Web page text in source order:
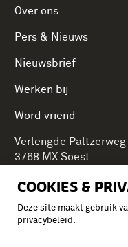
COOKIES &
Deze site maakt gebruik
privacybeleid .
Over ons
Pers & Nieuws
Nieuwsbrief
Werken bij
Word vriend
Verlengde Paltzerweg
3768 MX Soest
Onderdeel van